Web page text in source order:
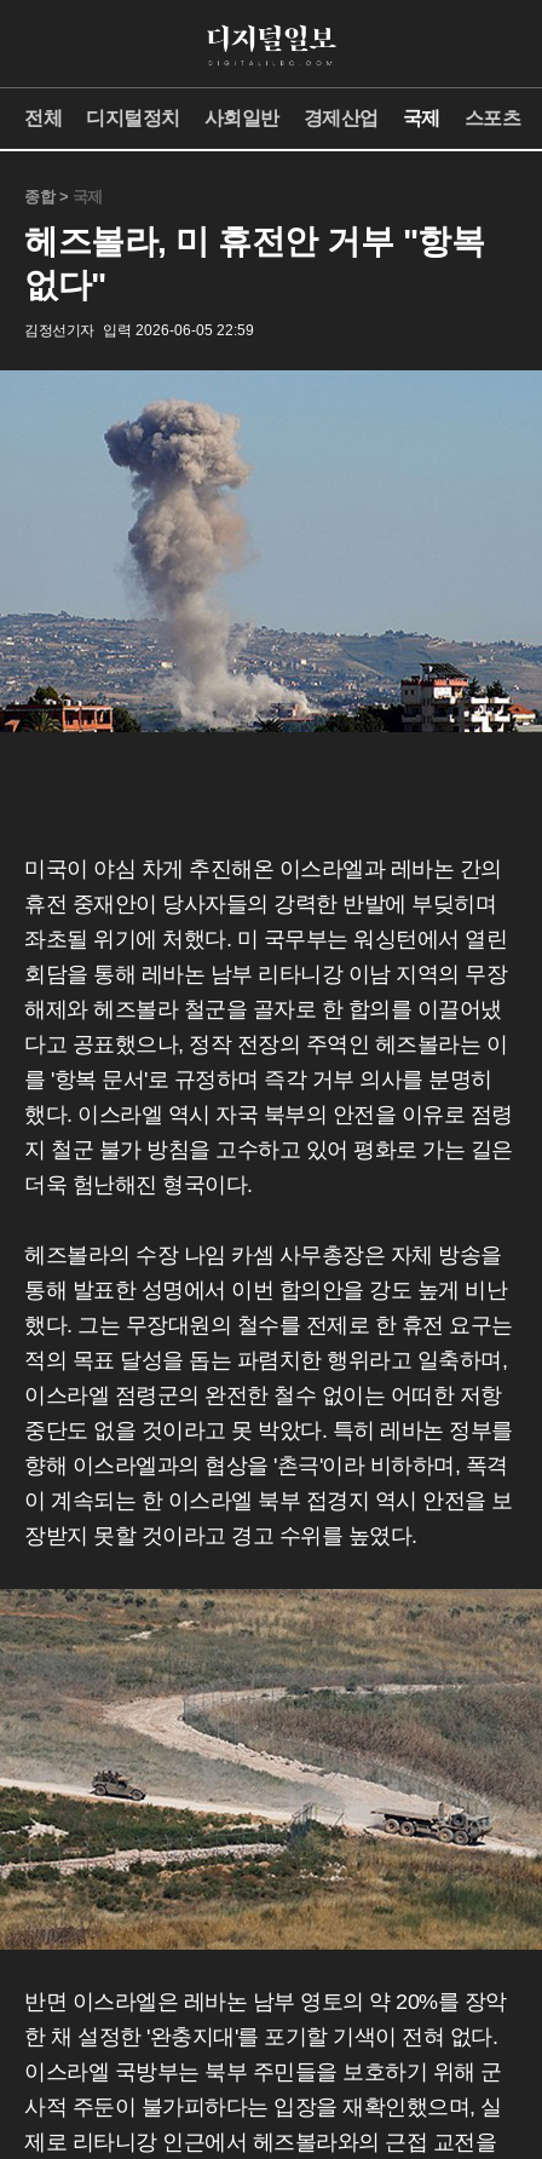
전체 디지털정치 사회일반 경제산업 국제 스포츠
종합 > 국제
헤즈볼라, 미 휴전안 거부 "항복
없다"
김정선기자 입력 2026-06-05 22:59
미국이 야심 차게 추진해온 이스라엘과 레바논 간의
휴전 중재안이 당사자들의 강력한 반발에 부딪히며
좌초될 위기에 처했다. 미 국무부는 워싱턴에서 열린
회담을 통해 레바논 남부 리타니강 이남 지역의 무장
해제와 헤즈볼라 철군을 골자로 한 합의를 이끌어냈
다고 공표했으나, 정작 전장의 주역인 헤즈볼라는 이
를 '항복 문서'로 규정하며 즉각 거부 의사를 분명히
했다. 이스라엘 역시 자국 북부의 안전을 이유로 점령
지 철군 불가 방침을 고수하고 있어 평화로 가는 길은
더욱 험난해진 형국이다.
헤즈볼라의 수장 나임 카셈 사무총장은 자체 방송을
통해 발표한 성명에서 이번 합의안을 강도 높게 비난
했다. 그는 무장대원의 철수를 전제로 한 휴전 요구는
적의 목표 달성을 돕는 파렴치한 행위라고 일축하며,
이스라엘 점령군의 완전한 철수 없이는 어떠한 저항
중단도 없을 것이라고 못 박았다. 특히 레바논 정부를
향해 이스라엘과의 협상을 '촌극'이라 비하하며, 폭격
이 계속되는 한 이스라엘 북부 접경지 역시 안전을 보
장받지 못할 것이라고 경고 수위를 높였다.
반면 이스라엘은 레바논 남부 영토의 약 20%를 장악
한 채 설정한 '완충지대'를 포기할 기색이 전혀 없다.
이스라엘 국방부는 북부 주민들을 보호하기 위해 군
사적 주둔이 불가피하다는 입장을 재확인했으며, 실
제로 리타니강 인근에서 헤즈볼라와의 근접 교전을